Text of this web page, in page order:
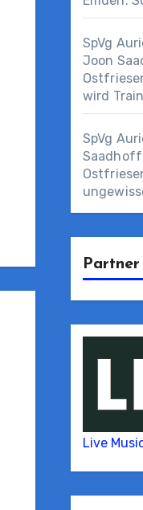
SpVg
Joon
wird
SpVg
Live